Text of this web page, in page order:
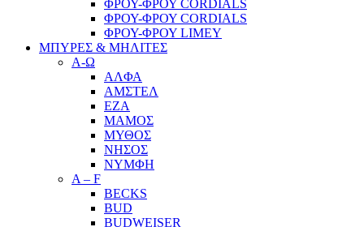
ΦΡΟΥ-ΦΡΟΥ CORDIALS
ΦΡΟΥ-ΦΡΟΥ CORDIALS
ΦΡΟΥ-ΦΡΟΥ LIMEY
ΜΠΥΡΕΣ & ΜΗΛΙΤΕΣ
Α-Ω
ΑΛΦΑ
ΑΜΣΤΕΛ
ΕΖΑ
ΜΑΜΟΣ
ΜΥΘΟΣ
ΝΗΣΟΣ
ΝΥΜΦΗ
A – F
BECKS
BUD
BUDWEISER